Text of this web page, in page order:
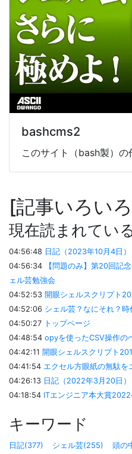
bashcms2
このサイト（bash製）の
記事いろいろ
現在読まれてい
04:56:48 日記（2023年10月4日）
04:56:34
【問題のみ】第20回記
ェル芸勉強会
04:52:53 開眼シェルスクリプト
04:52:06 シェル芸？なにそれ？
04:50:27 トップページ
04:48:54 opyを使ったCSV操作の
04:42:11 開眼シェルスクリプト
04:41:54 エクセル方眼紙の無駄を
04:26:13 日記（2022年3月20日）
04:18:54 ITエンジニア本大賞
キーワード
日記(377) シェル芸(255) 頭の